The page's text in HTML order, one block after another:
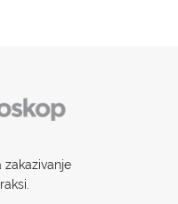
zakazivanje